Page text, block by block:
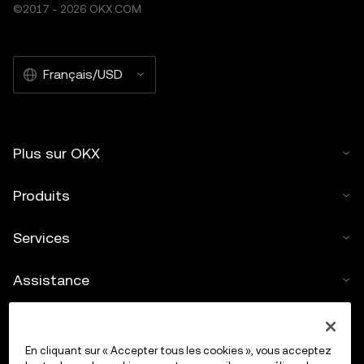
©2017 - 2026 OKX.COM
Français/USD
Plus sur OKX
Produits
Services
Assistance
En cliquant sur « Accepter tous les cookies », vous acceptez